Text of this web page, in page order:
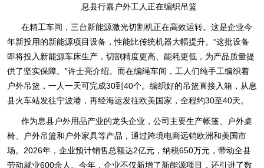
息县行嘉户外工人正在编织吊篮
在精工车间，三台新能源激光切割机正在高效运转。这是企业今
年新投用的新能源项目设备，性能比传统机器大幅提升。“这批设备
即将投入新能源车床生产，切割精度更高、能耗更低，为产品质量提
供了坚实保障。”许士亮介绍。而在编绳车间，工人们纯手工编织着
户外吊篮，一人一天可完成30到40个。编织好的吊篮直接入箱，从息
县火车站发往宁波港，再经海运发往欧美国家，全程约30至40天。
作为息县户外用品产业的龙头企业，公司主要生产帐篷、户外桌
椅、户外吊篮和户外家具等产品，通过跨境电商远销欧洲和美国市
场。2026年，企业预计销售总额达2亿元，纳税650万元，带动全县
劳动就业600余人。今年，企业不仅新增了新能源项目，还引进了数